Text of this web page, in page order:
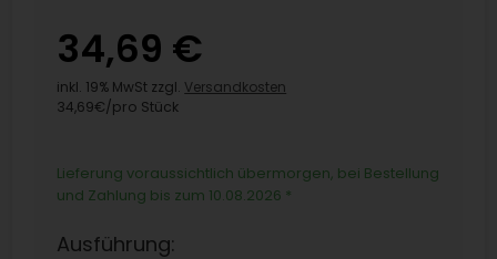
34,69 €
inkl. 19% MwSt zzgl. Versandkosten
34,69€/pro Stück
Lieferung voraussichtlich übermorgen, bei Bestellung
und Zahlung bis zum 10.08.2026 *
Ausführung: